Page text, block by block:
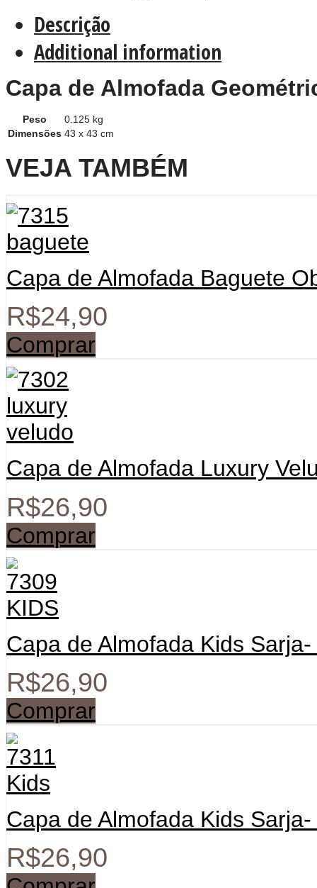
Descrição
Additional information
Capa de Almofada
Peso
0.125 kg
Dimensões 43 x 43 cm
VEJA TAMBÉM
Capa de Almofada Baguete
R$24,90
Comprar
Capa de Almofada Luxury
R$26,90
Comprar
Capa de Almofada Kids
R$26,90
Comprar
Capa de Almofada Kids Sarja-
R$26,90